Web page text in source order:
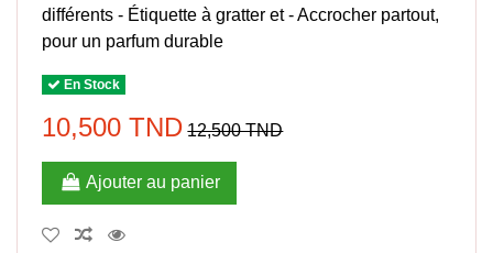
différents - Étiquette à gratter et - Accrocher partout,
pour un parfum durable
En Stock
10,500 TND 12,500 TND
Ajouter au panier